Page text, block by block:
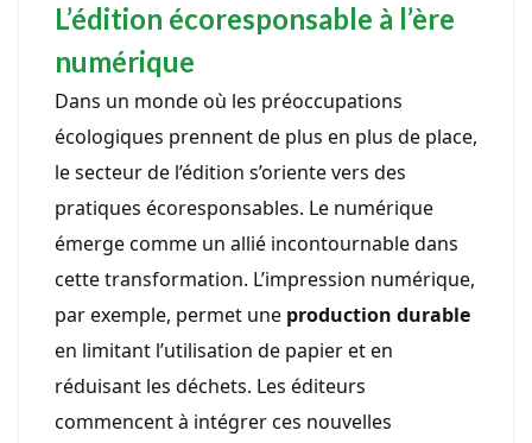
L’édition écoresponsable à l’ère
numérique
Dans un monde où les préoccupations
écologiques prennent de plus en plus de place,
le secteur de l’édition s’oriente vers des
pratiques écoresponsables. Le numérique
émerge comme un allié incontournable dans
cette transformation. L’impression numérique,
par exemple, permet une production durable
en limitant l’utilisation de papier et en
réduisant les déchets. Les éditeurs
commencent à intégrer ces nouvelles